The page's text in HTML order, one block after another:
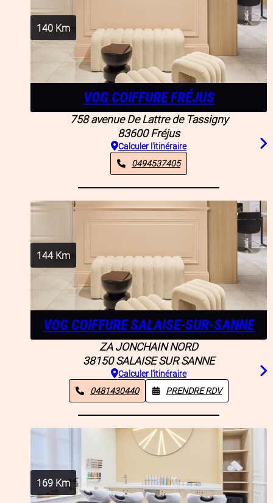
140 Km
VOG COIFFURE FRÉJUS
758 avenue De Lattre de Tassigny
83600 Fréjus
Calculer l'itinéraire
0494537405
144Km
VOG COIFFURE SALAISE-SUR-SANNE
ZA JONCHAIN NORD
38150 SALAISE SUR SANNE
Calculer l'itinéraire
0481430440
PRENDRE RDV
169 Km